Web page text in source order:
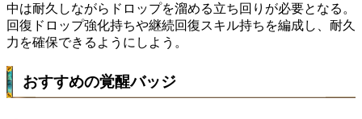
中は耐久しながらドロップを溜める立ち回りが必要となる。
回復ドロップ強化持ちや継続回復スキル持ちを編成し、耐久
力を確保できるようにしよう。
おすすめの覚醒バッジ